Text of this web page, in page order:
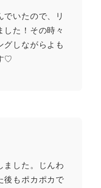
でいたので、リ
した！その時々
グしながらよも
♡
ました。じんわ
後もポカポカで